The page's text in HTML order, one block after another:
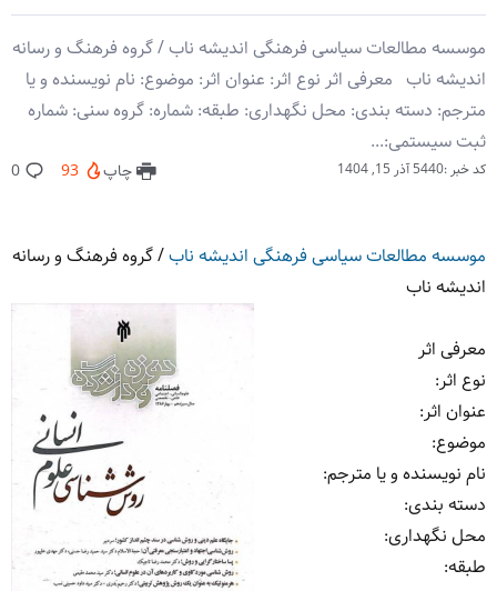
موسسه مطالعات سیاسی فرهنگی اندیشه ناب / گروه فرهنگ و رسانه
اندیشه ناب معرفی اثر نوع اثر: عنوان اثر: موضوع: نام نویسنده و یا
مترجم: دسته بندی: محل نگهداری: طبقه: شماره: گروه سنی: شماره
ثبت سیستمی:...
کد خبر :5440 آذر 15, 1404 چاپ 93
0
موسسه مطالعات سیاسی فرهنگی اندیشه ناب/گروه فرهنگ و رسانه
اندیشه ناب
معرفی اثر
نوع اثر:
عنوان اثر:
موضوع:
نام نویسنده و یا مترجم:
دسته بندی:
محل نگهداری:
طبقه: